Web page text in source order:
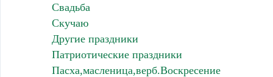
Свадьба
Скучаю
Другие праздники
Патриотические праздники
Пасха,масленица,верб.Воскресение